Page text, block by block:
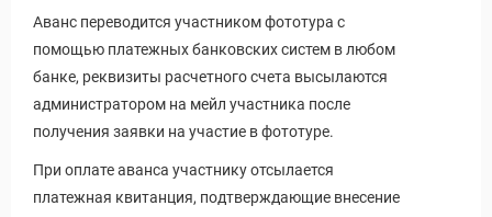
Аванс переводится участником фототура с
помощью платежных банковских систем в любом
банке, реквизиты расчетного счета высылаются
администратором на мейл участника после
получения заявки на участие в фототуре.
При оплате аванса участнику отсылается
платежная квитанция, подтверждающие внесение